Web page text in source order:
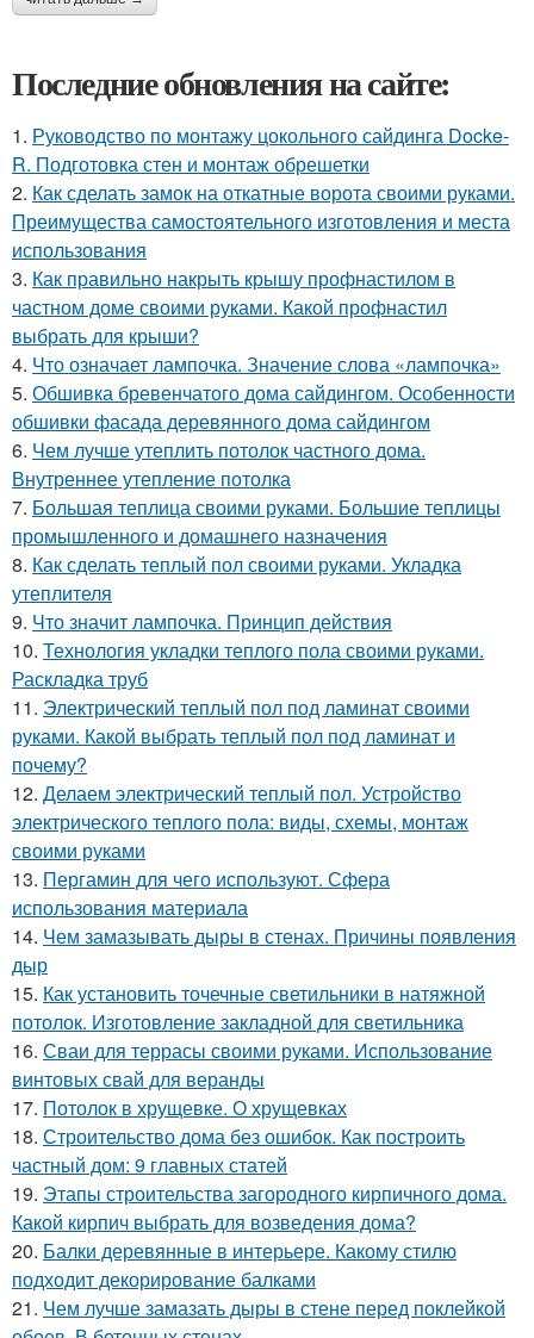
Последние обновления на сайте:
1. Руководство по монтажу цокольного сайдинга Docke-
R. Подготовка стен и монтаж обрешетки
2. Как сделать замок на откатные ворота своими руками.
Преимущества самостоятельного изготовления и места
использования
3. Как правильно накрыть крышу профнастилом в
частном доме своими руками. Какой профнастил
выбрать для крыши?
4. Что означает лампочка. Значение слова «лампочка»
5. Обшивка бревенчатого дома сайдингом. Особенности
обшивки фасада деревянного дома сайдингом
6. Чем лучше утеплить потолок частного дома.
Внутреннее утепление потолка
7. Большая теплица своими руками. Большие теплицы
промышленного и домашнего назначения
8. Как сделать теплый пол своими руками. Укладка
утеплителя
9. Что значит лампочка. Принцип действия
10. Технология укладки теплого пола своими руками.
Раскладка труб
11. Электрический теплый пол под ламинат своими
руками. Какой выбрать теплый пол под ламинат и
почему?
12. Делаем электрический теплый пол. Устройство
электрического теплого пола: виды, схемы, монтаж
своими руками
13. Пергамин для чего используют. Сфера
использования материала
14. Чем замазывать дыры в стенах. Причины появления
дыр
15. Как установить точечные светильники в натяжной
потолок. Изготовление закладной для светильника
16. Сваи для террасы своими руками. Использование
винтовых свай для веранды
17. Потолок в хрущевке. О хрущевках
18. Строительство дома без ошибок. Как построить
частный дом: 9 главных статей
19. Этапы строительства загородного кирпичного дома.
Какой кирпич выбрать для возведения дома?
20. Балки деревянные в интерьере. Какому стилю
подходит декорирование балками
21. Чем лучше замазать дыры в стене перед поклейкой